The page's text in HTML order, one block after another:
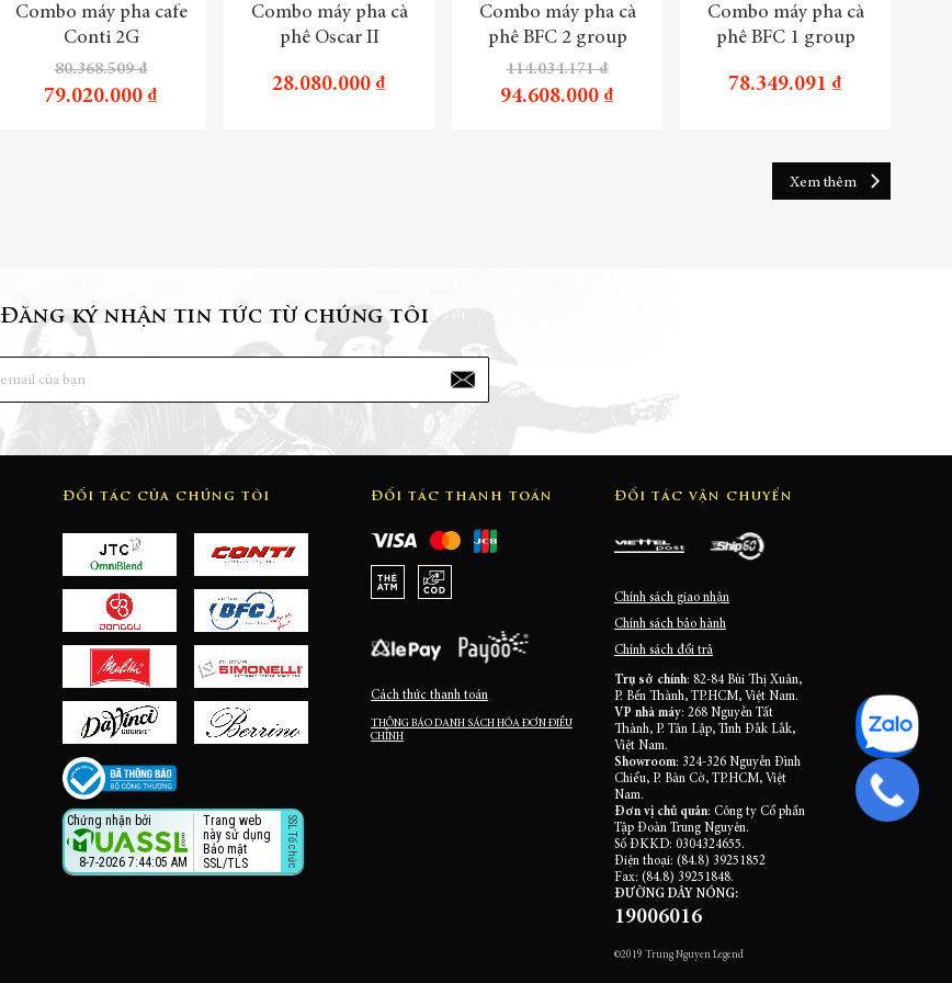
Combo máy pha cafe
Conti 2G
80.368.509 ₫
79.020.000 ₫
Combo máy pha cà
phê Oscar II
28.080.000 ₫
Combo máy pha cà
phê BFC 2 group
114.034.171 ₫
94.608.000 ₫
Combo máy pha cà
phê BFC 1 group
78.349.091 ₫
Xem thêm
Đăng ký nhận tin tức từ chúng tôi
Đối tác của chúng tôi
Chứng nhận bởi
8-7-2026 7:44:05 AM
Trang web
này sử dụng
Bảo mật
SSL/TLS
Đối tác thanh toán
Cách thức thanh toán
THÔNG BÁO DANH SÁCH HÓA ĐƠN ĐIỀU
CHỈNH
Đối tác vận chuyển
Chính sách giao nhận
Chính sách bảo hành
Chính sách đổi trả
Trụ sở chính: 82-84 Bùi Thị Xuân,
P. Bến Thành, TP.HCM, Việt Nam.
VP nhà máy: 268 Nguyễn Tất
Thành, P. Tân Lập, Tỉnh Đắk Lắk,
Việt Nam.
Showroom: 324-326 Nguyễn Đình
Chiểu, P. Bàn Cờ, TP.HCM, Việt
Nam.
Đơn vị chủ quản: Công ty Cổ phần
Tập Đoàn Trung Nguyên.
Số ĐKKD: 0304324655.
Điện thoại: (84.8) 39251852
Fax: (84.8) 39251848.
ĐƯỜNG DÂY NÓNG:
19006016
©2019 Trung Nguyen Legend